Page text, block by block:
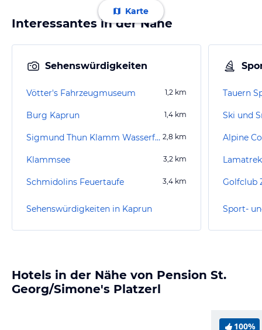
Karte
Interessantes in der Nähe
Sehenswürdigkeiten
Vötter's Fahrzeugmuseum 1,2 km
Burg Kaprun 1,4 km
Sigmund Thun Klamm Wasserfall 2,8 km
Klammsee 3,2 km
Schmidolins Feuertaufe 3,4 km
Sehenswürdigkeiten in Kaprun
Tauern
Alpine
Sport-
Hotels in der Nähe von Pension St.
Georg/Simone's Platzerl
100%